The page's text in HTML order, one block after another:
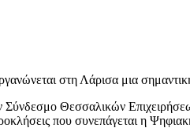
στη Λάρισα μια
Θεσσαλικών
που συνεπάγεται η